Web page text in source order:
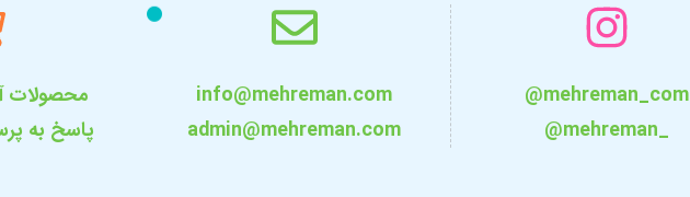
@mehreman_com
@mehreman_
info@mehreman.com
admin@mehreman.com
محصولات
پاسخ به